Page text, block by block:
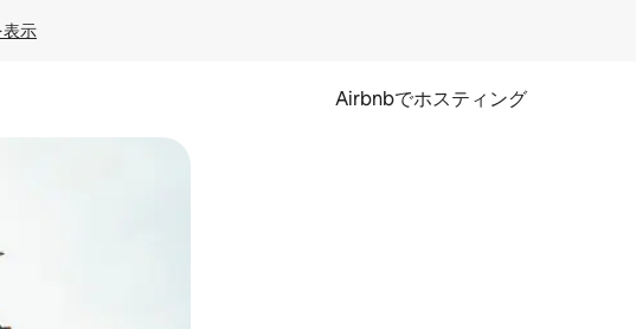
表示
Airbnbでホスティング